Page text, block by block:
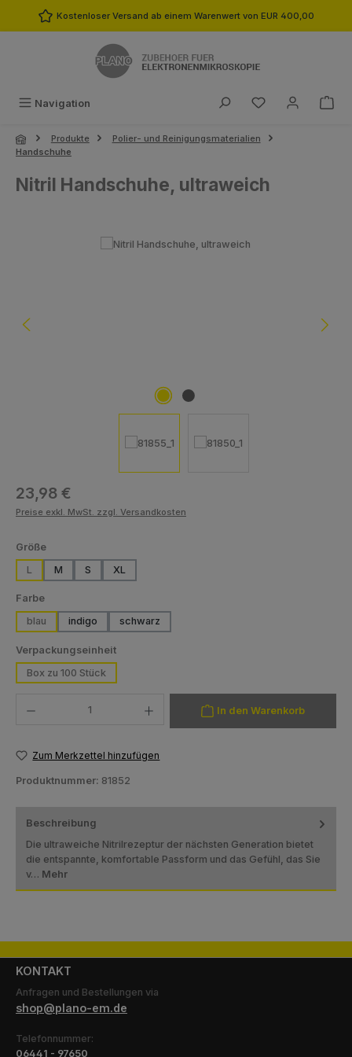
Zum Hauptinhalt springen
Kostenloser Versand ab einem Warenwert von EUR 400,00
Navigation Du hast 0
Produkte
Polier- und Reinigungsmaterialien
Handschuhe
Nitril Handschuhe, ultraweich
Bildergalerie überspringen
Regulärer Preis:
23,98 €
Preise exkl. MwSt. zzgl. Versandkosten
Größeauswählen
L
M S XL
Farbeauswählen
blau
indigo schwarz
Verpackungseinheitauswählen
Box zu 100 Stück
In den Warenkorb
Zum Merkzettel hinzufügen
Produktnummer: 81852
Beschreibung
Die ultraweiche Nitrilrezeptur der nächsten Generation bietet
die entspannte, komfortable Passform und das Gefühl, das Sie
v… Mehr
KONTAKT
Anfragen und Bestellungen via
shop@plano-em.de
Telefonnummer:
06441 - 97650